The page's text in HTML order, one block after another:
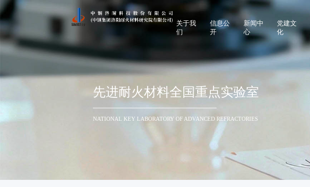
关于我
们
公司简介
联系我们
信息公
开
企业基本信息
重要人事变动
履行社会责任
新闻中
心
党建文
化
党建活动
先进耐火材料全国重点实验室
NATIONAL KEY LABORATORY OF ADVANCED REFRACTORIES